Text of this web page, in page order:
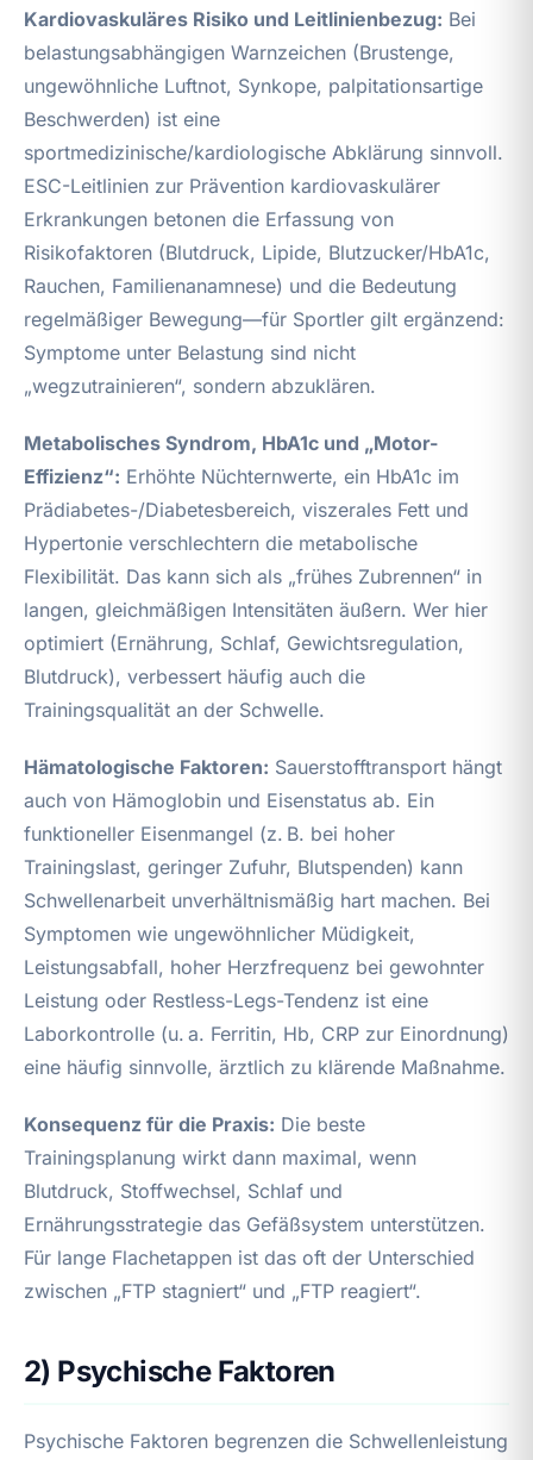
Kardiovaskuläres Risiko und Leitlinienbezug: Bei
belastungsabhängigen Warnzeichen (Brustenge,
ungewöhnliche Luftnot, Synkope, palpitationsartige
Beschwerden) ist eine
sportmedizinische/kardiologische Abklärung sinnvoll.
ESC-Leitlinien zur Prävention kardiovaskulärer
Erkrankungen betonen die Erfassung von
Risikofaktoren (Blutdruck, Lipide, Blutzucker/HbA1c,
Rauchen, Familienanamnese) und die Bedeutung
regelmäßiger Bewegung—für Sportler gilt ergänzend:
Symptome unter Belastung sind nicht
„wegzutrainieren“, sondern abzuklären.
Metabolisches Syndrom, HbA1c und „Motor-
Effizienz“: Erhöhte Nüchternwerte, ein HbA1c im
Prädiabetes-/Diabetesbereich, viszerales Fett und
Hypertonie verschlechtern die metabolische
Flexibilität. Das kann sich als „frühes Zubrennen“ in
langen, gleichmäßigen Intensitäten äußern. Wer hier
optimiert (Ernährung, Schlaf, Gewichtsregulation,
Blutdruck), verbessert häufig auch die
Trainingsqualität an der Schwelle.
Hämatologische Faktoren: Sauerstofftransport hängt
auch von Hämoglobin und Eisenstatus ab. Ein
funktioneller Eisenmangel (z. B. bei hoher
Trainingslast, geringer Zufuhr, Blutspenden) kann
Schwellenarbeit unverhältnismäßig hart machen. Bei
Symptomen wie ungewöhnlicher Müdigkeit,
Leistungsabfall, hoher Herzfrequenz bei gewohnter
Leistung oder Restless-Legs-Tendenz ist eine
Laborkontrolle (u. a. Ferritin, Hb, CRP zur Einordnung)
eine häufig sinnvolle, ärztlich zu klärende Maßnahme.
Konsequenz für die Praxis: Die beste
Trainingsplanung wirkt dann maximal, wenn
Blutdruck, Stoffwechsel, Schlaf und
Ernährungsstrategie das Gefäßsystem unterstützen.
Für lange Flachetappen ist das oft der Unterschied
zwischen „FTP stagniert“ und „FTP reagiert“.
2) Psychische Faktoren
Psychische Faktoren begrenzen die Schwellenleistung